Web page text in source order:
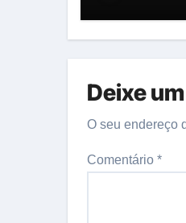
Deixe
O seu endereço
Comentário *